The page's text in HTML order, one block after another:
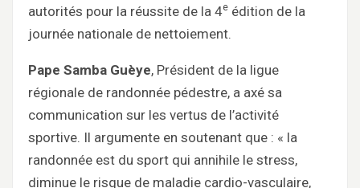
autorités pour la réussite de la 4e édition de la
journée nationale de nettoiement.
Pape Samba Guèye, Président de la ligue
régionale de randonnée pédestre, a axé sa
communication sur les vertus de l’activité
sportive. Il argumente en soutenant que : « la
randonnée est du sport qui annihile le stress,
diminue le risque de maladie cardio-vasculaire,